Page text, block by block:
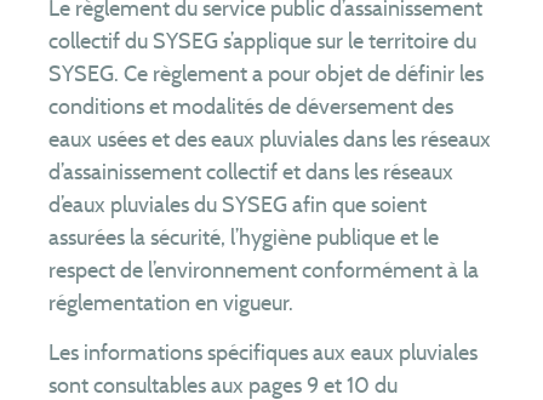
Les tarifs
Assainissementnon collectif
Je suis contrôlé
Je fais construire
Je réhabilite
Je vends ou j’achète
J’entretiens mon installation
Je vidange ma piscine
Le SYSEG
Le règlement du service public d’assainissement
collectif du SYSEG s’applique sur le territoire du
SYSEG. Ce règlement a pour objet de définir les
conditions et modalités de déversement des
eaux usées et des eaux pluviales dans les réseaux
d’assainissement collectif et dans les réseaux
d’eaux pluviales du SYSEG afin que soient
assurées la sécurité, l’hygiène publique et le
respect de l’environnement conformément à la
réglementation en vigueur.
Les informations spécifiques aux eaux pluviales
sont consultables aux pages 9 et 10 du